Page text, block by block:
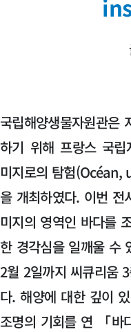
국립해양생물자원관은
하기 위해 프랑스 국
미지로의 탐험
을 개최하였다. 이번 전
미지의 영역인 바다를
한 경각심을 일깨울 수
2월 2일까지 씨큐리움
다. 해양에 대한 깊이
조명의 기회를 연 「바